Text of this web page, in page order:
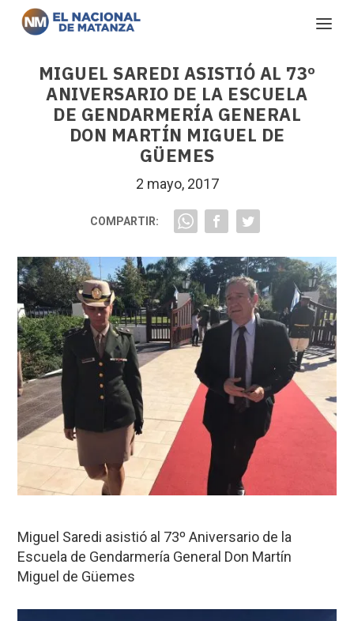
MIGUEL SAREDI ASISTIÓ AL 73º
ANIVERSARIO DE LA ESCUELA
DE GENDARMERÍA GENERAL
DON MARTÍN MIGUEL DE
GÜEMES
2 mayo, 2017
COMPARTIR:
Miguel Saredi asistió al 73º Aniversario de la
Escuela de Gendarmería General Don Martín
Miguel de Güemes